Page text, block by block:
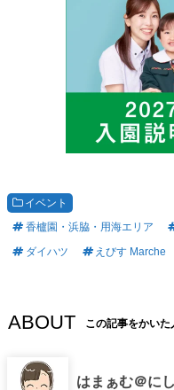
イベント
香櫨園・浜脇・用海エリア
ダイハツ
えびす Marche
ABOUT この記事をかいた
はまぁむ＠に